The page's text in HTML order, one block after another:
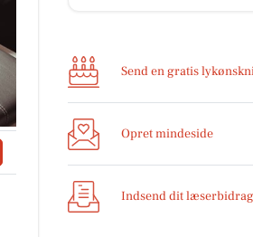
Send en gratis
Opret mindeside
Indsend dit læserbidrag